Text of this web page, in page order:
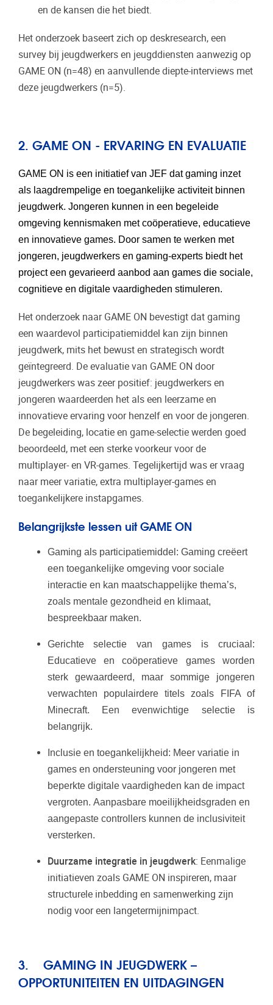
en de kansen die het biedt.
Het onderzoek baseert zich op deskresearch, een
survey bij jeugdwerkers en jeugddiensten aanwezig op
GAME ON (n=48) en aanvullende diepte-interviews met
deze jeugdwerkers (n=5).
2. GAME ON - ERVARING EN EVALUATIE
GAME ON is een initiatief van JEF dat gaming inzet
als laagdrempelige en toegankelijke activiteit binnen
jeugdwerk. Jongeren kunnen in een begeleide
omgeving kennismaken met coöperatieve, educatieve
en innovatieve games. Door samen te werken met
jongeren, jeugdwerkers en gaming-experts biedt het
project een gevarieerd aanbod aan games die sociale,
cognitieve en digitale vaardigheden stimuleren.
Het onderzoek naar GAME ON bevestigt dat gaming
een waardevol participatiemiddel kan zijn binnen
jeugdwerk, mits het bewust en strategisch wordt
geïntegreerd. De evaluatie van GAME ON door
jeugdwerkers was zeer positief: jeugdwerkers en
jongeren waardeerden het als een leerzame en
innovatieve ervaring voor henzelf en voor de jongeren.
De begeleiding, locatie en game-selectie werden goed
beoordeeld, met een sterke voorkeur voor de
multiplayer- en VR-games. Tegelijkertijd was er vraag
naar meer variatie, extra multiplayer-games en
toegankelijkere instapgames.
Belangrijkste lessen uit GAME ON
Gaming als participatiemiddel: Gaming creëert
een toegankelijke omgeving voor sociale
interactie en kan maatschappelijke thema’s,
zoals mentale gezondheid en klimaat,
bespreekbaar maken.
Gerichte selectie van games is cruciaal :
Educatieve en coöperatieve games worden
sterk gewaardeerd, maar sommige jongeren
verwachten populairdere titels zoals FIFA of
Minecraft.
Een evenwichtige selectie is
belangrijk.
Inclusie en toegankelijkheid: Meer variatie in
games en ondersteuning voor jongeren met
beperkte digitale vaardigheden kan de impact
vergroten. Aanpasbare moeilijkheidsgraden en
aangepaste controllers kunnen de inclusiviteit
versterken.
Duurzame integratie in jeugdwerk: Eenmalige
initiatieven zoals GAME ON inspireren, maar
structurele inbedding en samenwerking zijn
nodig voor een langetermijnimpact.
3. GAMING IN JEUGDWERK –
OPPORTUNITEITEN EN UITDAGINGEN